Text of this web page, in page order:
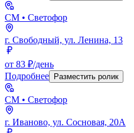
СМ • Светофор
г. Свободный, ул. Ленина, 13
от 83 ₽/день
Подробнее
Разместить ролик
СМ • Светофор
г. Иваново, ул. Сосновая, 20А